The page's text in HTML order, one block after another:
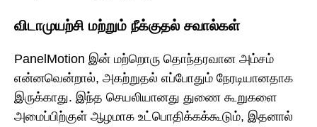
விடாமுயற்சி மற்றும் நீக்குதல் சவால்கள்
PanelMotion இன் மற்றொரு தொந்தரவான அம்சம்
என்னவென்றால், அகற்றுதல் எப்போதும் நேரடியானதாக
இருக்காது. இந்த செயலியானது துணை கூறுகளை
அமைப்பிற்குள் ஆழமாக உட்பொதிக்கக்கூடும், இதனால்